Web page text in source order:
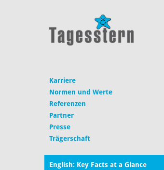
Karriere
Normen und Werte
Referenzen
Partner
Presse
Trägerschaft
English: Key Facts at a Glance